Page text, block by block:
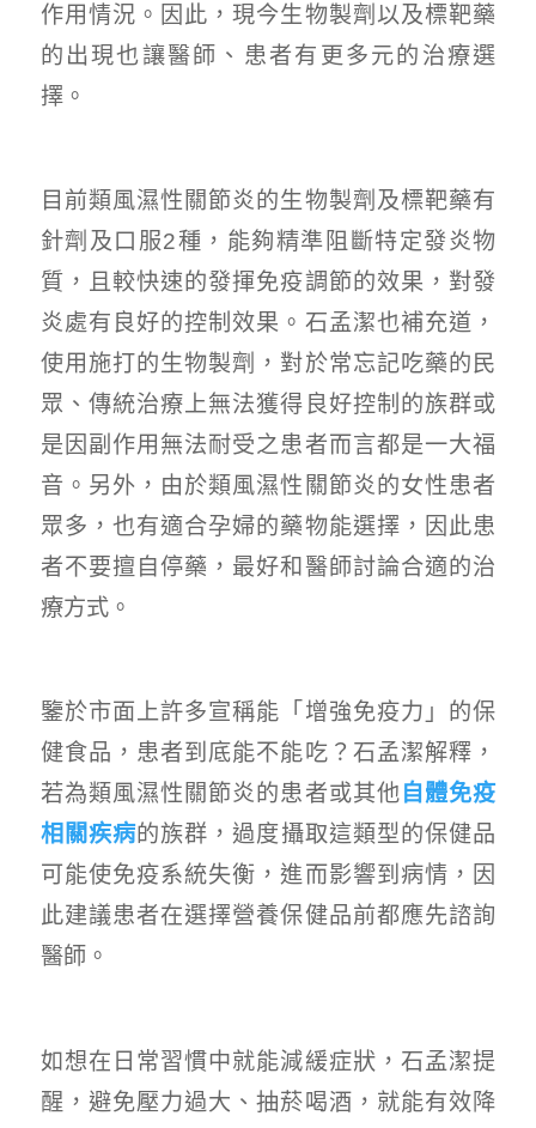
作用情況。因此，現今生物製劑以及標靶藥
的出現也讓醫師、患者有更多元的治療選
擇。
目前類風濕性關節炎的生物製劑及標靶藥有
針劑及口服2種，能夠精準阻斷特定發炎物
質，且較快速的發揮免疫調節的效果，對發
炎處有良好的控制效果。石孟潔也補充道，
使用施打的生物製劑，對於常忘記吃藥的民
眾、傳統治療上無法獲得良好控制的族群或
是因副作用無法耐受之患者而言都是一大福
音。另外，由於類風濕性關節炎的女性患者
眾多，也有適合孕婦的藥物能選擇，因此患
者不要擅自停藥，最好和醫師討論合適的治
療方式。
鑒於市面上許多宣稱能「增強免疫力」的保
健食品，患者到底能不能吃？石孟潔解釋，
若為類風濕性關節炎的患者或其他 自體免疫
相關疾病的族群，過度攝取這類型的保健品
可能使免疫系統失衡，進而影響到病情，因
此建議患者在選擇營養保健品前都應先諮詢
醫師。
如想在日常習慣中就能減緩症狀，石孟潔提
醒，避免壓力過大、抽菸喝酒，就能有效降